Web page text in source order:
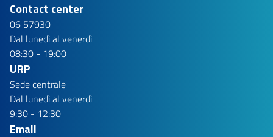
Contact center
06 57930
Dal lunedì al venerdì
08:30 - 19:00
URP
Sede centrale
Dal lunedì al venerdì
9:30 - 12:30
Email